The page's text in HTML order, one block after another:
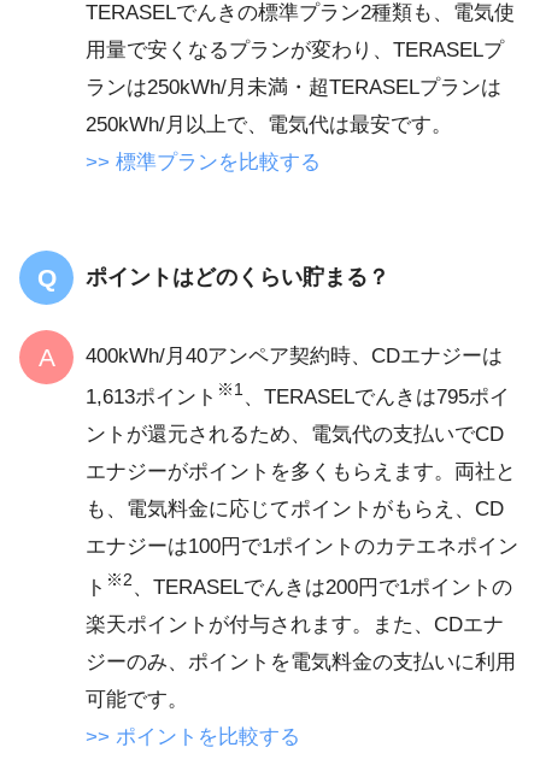
TERASELでんきの標準プラン2種類も、電気使
用量で安くなるプランが変わり、TERASELプ
ランは250kWh/月未満・超TERASELプランは
250kWh/月以上で、電気代は最安です。
>> 標準プランを比較する
ポイントはどのくらい貯まる？
400kWh/月40アンペア契約時、CDエナジーは
1,613ポイント ※1、TERASELでんきは795ポイ
ントが還元されるため、電気代の支払いでCD
エナジーがポイントを多くもらえます。両社と
も、電気料金に応じてポイントがもらえ、CD
エナジーは100円で1ポイントのカテエネポイン
ト ※2、TERASELでんきは200円で1ポイントの
楽天ポイントが付与されます。また、CDエナ
ジーのみ、ポイントを電気料金の支払いに利用
可能です。
>> ポイントを比較する